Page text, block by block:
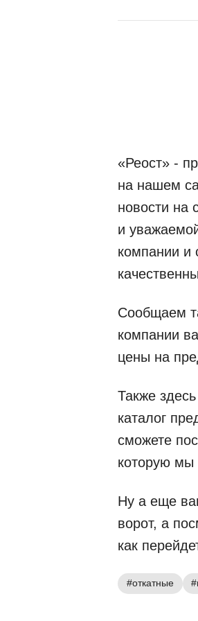
«Реост» -
на нашем
новости на
и
компании и
Сообщаем
компании
цены на
Также
каталог
сможете
которую мы
Ну а еще
ворот, а
как
#откатные